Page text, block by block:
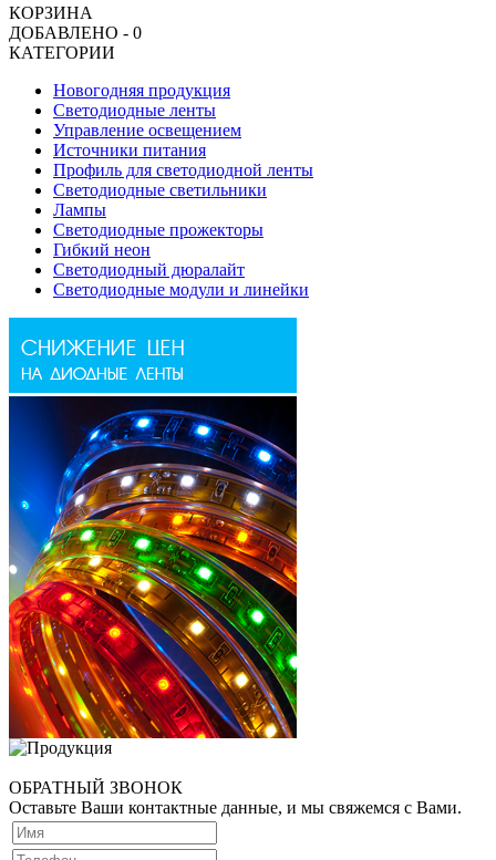
КОРЗИНА
ДОБАВЛЕНО - 0
КАТЕГОРИИ
Новогодняя продукция
Светодиодные ленты
Управление освещением
Источники питания
Профиль для светодиодной ленты
Светодиодные светильники
Лампы
Светодиодные прожекторы
Гибкий неон
Светодиодный дюралайт
Светодиодные модули и линейки
ОБРАТНЫЙ ЗВОНОК
Оставьте Ваши контактные данные, и мы свяжемся с Вами.